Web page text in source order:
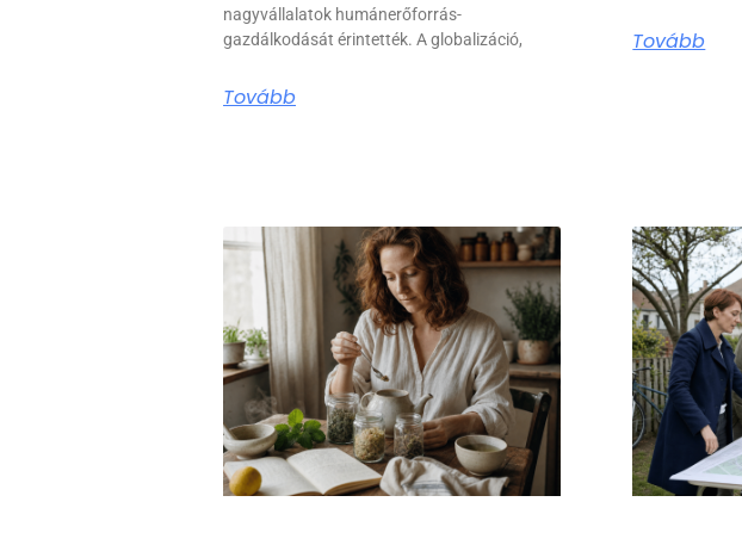
nagyvállalatok humánerőforrás-
gazdálkodását érintették. A globalizáció,
Tovább
Tovább